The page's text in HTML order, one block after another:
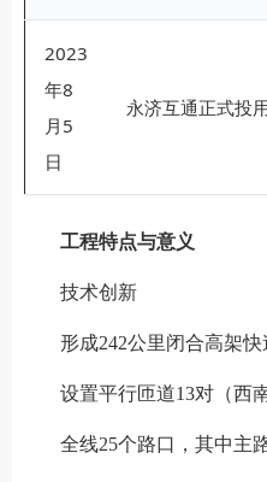
2023
年8
月5
日
永济互通正式投
工程特点与意义
技术创新
形成242公里闭合高架快
设置平行匝道13对（西
全线25个路口，其中主